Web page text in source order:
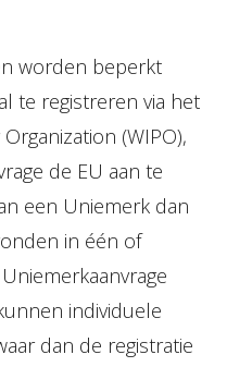
worden beperkt
te registreren via het
(WIPO),
de EU aan te
een Uniemerk dan
in één of
individuele
dan de registratie